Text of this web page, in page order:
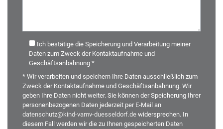
Ich bestätige die Speicherung und Verarbeitung meiner
Daten zum Zweck der Kontaktaufnahme und
Geschäftsanbahnung *
* Wir verarbeiten und speichern Ihre Daten ausschließlich zum
Zweck der Kontaktaufnahme und Geschäftsanbahnung. Wir
geben Ihre Daten nicht weiter. Sie können der Speicherung Ihrer
personenbezogenen Daten jederzeit per E-Mail an
datenschutz@kind-vamv-duesseldorf.de widersprechen. In
diesem Fall werden wir die zu Ihnen gespeicherten Daten